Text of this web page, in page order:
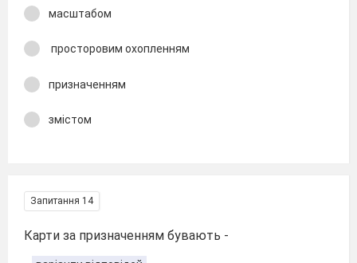
масштабом
просторовим охопленням
призначенням
змістом
Запитання 14
Карти за призначенням бувають -